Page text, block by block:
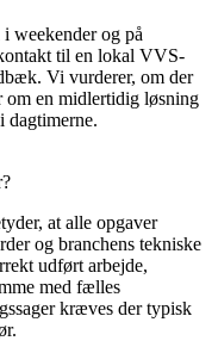
weekender og på
til en lokal VVS-
Vi vurderer, om der
en midlertidig løsning
dagtimerne.
at alle opgaver
og branchens tekniske
udført arbejde,
med fælles
kræves der typisk